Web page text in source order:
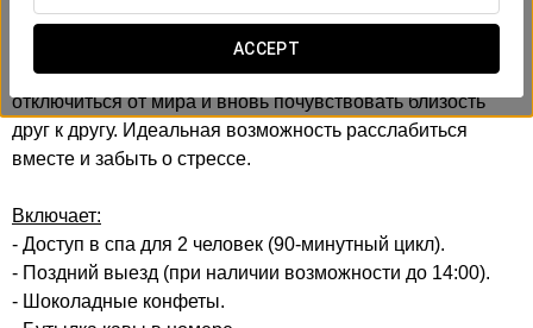
ACCEPT
Thalaso & Spa - Adults only Recommended.
Без рутины и спешки — всё создано для того, чтобы
отключиться от мира и вновь почувствовать близость
друг к другу. Идеальная возможность расслабиться
вместе и забыть о стрессе.
Включает:
- Доступ в спа для 2 человек (90-минутный цикл).
- Поздний выезд (при наличии возможности до 14:00).
- Шоколадные конфеты.